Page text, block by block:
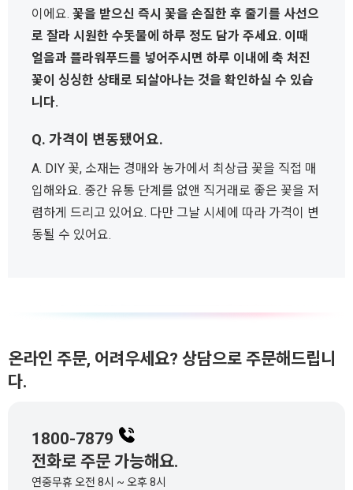
이에요. 꽃을 받으신 즉시 꽃을 손질한 후 줄기를 사선으
로 잘라 시원한 수돗물에 하루 정도 담가 주세요. 이때
얼음과 플라워푸드를 넣어주시면 하루 이내에 축 처진
꽃이 싱싱한 상태로 되살아나는 것을 확인하실 수 있습
니다.
Q. 가격이 변동됐어요.
A. DIY 꽃, 소재는 경매와 농가에서 최상급 꽃을 직접 매
입해와요. 중간 유통 단계를 없앤 직거래로 좋은 꽃을 저
렴하게 드리고 있어요. 다만 그날 시세에 따라 가격이 변
동될 수 있어요.
온라인 주문, 어려우세요? 상담으로 주문해드립니
다.
1800-7879
전화로 주문 가능해요.
연중무휴 오전 8시 ~ 오후 8시